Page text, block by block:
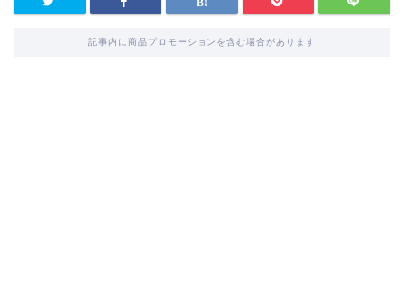
記事内に商品プロモーションを含む場合があります